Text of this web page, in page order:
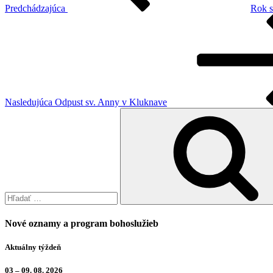
Predchádzajúca
Rok
Nasledujúca Odpust sv. Anny v Kluknave
Nové oznamy a program bohoslužieb
Aktuálny týždeň
03 – 09. 08. 2026